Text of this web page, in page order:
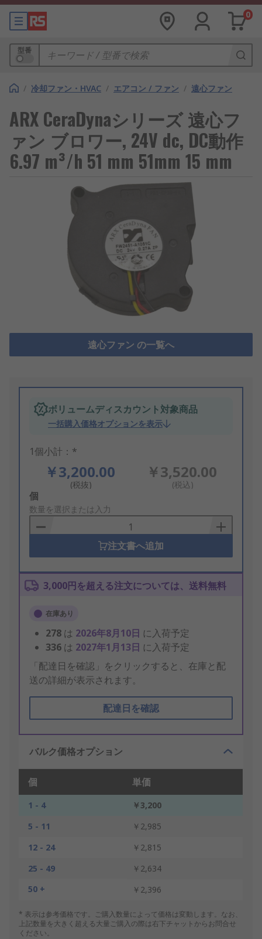
0
型番
/ 冷却ファン・HVAC / エアコン / ファン / 遠心ファン
ARX CeraDynaシリーズ 遠心フ
ァン ブロワー, 24V dc, DC動作
6.97 m³/h 51 mm 51mm 15 mm
遠心ファン の一覧へ
ボリュームディスカウント対象商品
一括購入価格オプションを表示
1個小計：*
￥3,200.00
(税抜)
￥3,520.00
(税込)
Add
to
Basket
個
数量を選択または入力
注文書へ追加
3,000円を超える注文については、送料無料
在庫あり
278 は 2026年8月10日 に入荷予定
336 は 2027年1月13日 に入荷予定
「配達日を確認」をクリックすると、在庫と配
送の詳細が表示されます。
配達日を確認
バルク価格オプション
個 単価
1 - 4
￥3,200
5 - 11
￥2,985
12 - 24
￥2,815
25 - 49
￥2,634
50 +
￥2,396
* 表示は参考価格です。ご購入数量によって価格は変動します。なお、
上記数量を大きく超える大量ご購入の際は右下チャットからお問合せ
ください。